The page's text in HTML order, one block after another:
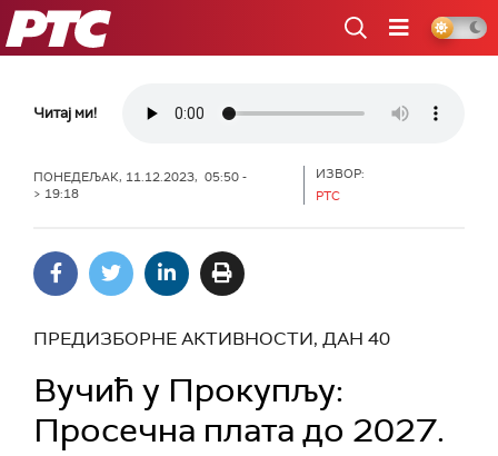
РТС
Читај ми!
ПОНЕДЕЉАК, 11.12.2023, 05:50 -
> 19:18
ИЗВОР:
РТС
ПРЕДИЗБОРНЕ АКТИВНОСТИ, ДАН 40
Вучић у Прокупљу:
Просечна плата до 2027.